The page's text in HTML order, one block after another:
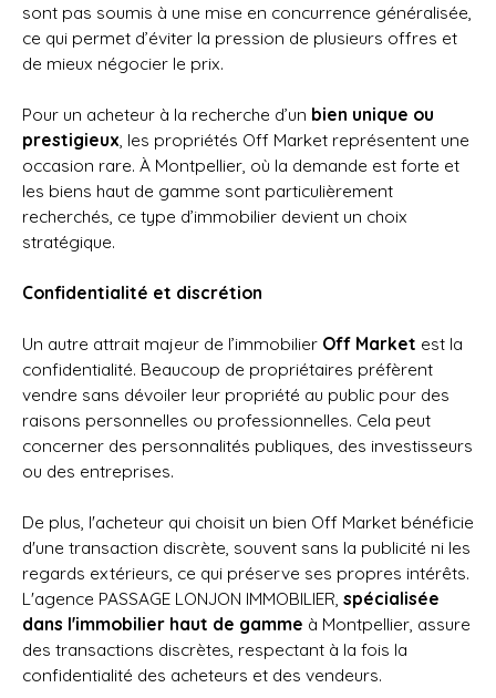
sont pas soumis à une mise en concurrence généralisée,
ce qui permet d’éviter la pression de plusieurs offres et
de mieux négocier le prix.
Pour un acheteur à la recherche d’un bien unique ou
prestigieux, les propriétés Off Market représentent une
occasion rare. À Montpellier, où la demande est forte et
les biens haut de gamme sont particulièrement
recherchés, ce type d’immobilier devient un choix
stratégique.
Confidentialité et discrétion
Un autre attrait majeur de l’immobilier Off Market est la
confidentialité. Beaucoup de propriétaires préfèrent
vendre sans dévoiler leur propriété au public pour des
raisons personnelles ou professionnelles. Cela peut
concerner des personnalités publiques, des investisseurs
ou des entreprises.
De plus, l'acheteur qui choisit un bien Off Market bénéficie
d'une transaction discrète, souvent sans la publicité ni les
regards extérieurs, ce qui préserve ses propres intérêts.
L'agence PASSAGE LONJON IMMOBILIER, spécialisée
dans l'immobilier haut de gamme à Montpellier, assure
des transactions discrètes, respectant à la fois la
confidentialité des acheteurs et des vendeurs.